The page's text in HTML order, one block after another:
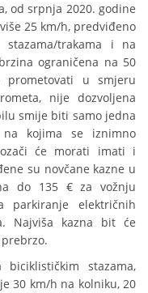
od srpnja 2020. godine
25 km/h, predviđeno
trakama i na
ograničena na 50
prometovati u smjeru
nije dozvoljena
smije biti samo jedna
kojima se iznimno
će morati imati i
su novčane kazne u
do 135 € za vožnju
parkiranje električnih
Najviša kazna bit će
stazama,
30 km/h na kolniku, 20